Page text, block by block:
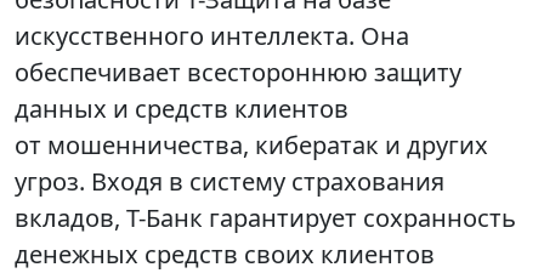
искусственного интеллекта. Она
обеспечивает всестороннюю защиту
данных и средств клиентов
от мошенничества, кибератак и других
угроз. Входя в систему страхования
вкладов, Т-Банк гарантирует сохранность
денежных средств своих клиентов